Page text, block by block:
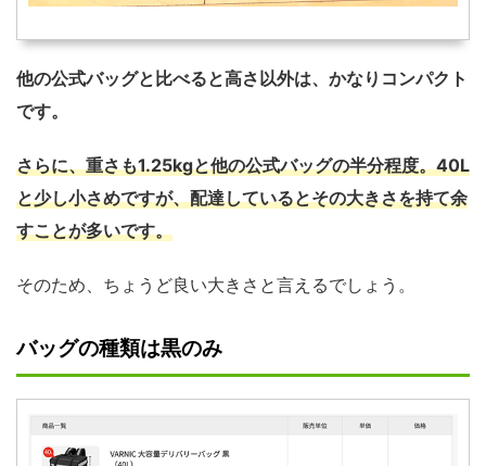
他の公式バッグと比べると高さ以外は、かなりコンパクト
です。
さらに、重さも1.25kgと他の公式バッグの半分程度。40L
と少し小さめですが、配達しているとその大きさを持て余
すことが多いです。
そのため、ちょうど良い大きさと言えるでしょう。
バッグの種類は黒のみ